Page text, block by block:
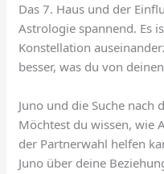
Das 7. Haus und der
Astrologie spannend. Es
Konstellation
besser, was du von
Juno und die Suche nach
Möchtest du wissen, wie
der Partnerwahl helfen
Juno über deine